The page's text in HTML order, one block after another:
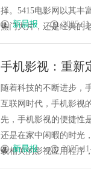
择。5415电影网以其丰
热门大片，还是经典的
新晨报 2025-
手机影视：重新
随着科技的不断进步，
互联网时代，手机影视
先，手机影视的便捷性
还是在家中闲暇的时光
载相关的影视应用程序
新晨报 2025-